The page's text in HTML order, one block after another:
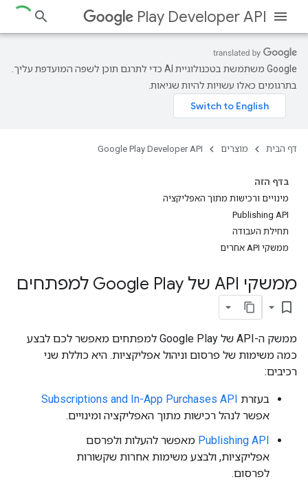
Play Developer API
‫Google משתמשת בטכנולוגיית AI כדי לתרגם תוכן לשפה המועדפת עליך.
בתרגומים כאלו עשויות להיות שגיאות.
דף הבית מוצרים Google Play Developer API
בדף הזה
מינויים ורכישות מתוך האפליקציה
Publishing API
תחילת העבודה
ממשקי API אחרים
ממשקי API של Google Play למפתחים
bookmark_border
ממשק ה-API של Google Play למפתחים מאפשר לכם לבצע
כמה משימות של פרסום וניהול אפליקציות. היא כוללת שני
רכיבים:
בעזרת Subscriptions and In-App Purchases API
אפשר לנהל רכישות מתוך האפליקציה ומינויים.
Publishing API מאפשר להעלות ולפרסם
אפליקציות, ולבצע משימות אחרות שקשורות
לפרסום.